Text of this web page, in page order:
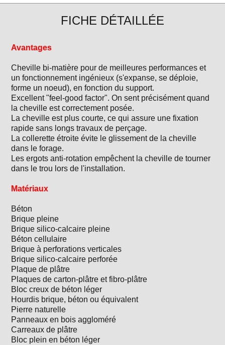
FICHE DÉTAILLÉE
Avantages
Cheville bi-matière pour de meilleures performances et
un fonctionnement ingénieux (s'expanse, se déploie,
forme un noeud), en fonction du support.
Excellent "feel-good factor". On sent précisément quand
la cheville est correctement posée.
La cheville est plus courte, ce qui assure une fixation
rapide sans longs travaux de perçage.
La collerette étroite évite le glissement de la cheville
dans le forage.
Les ergots anti-rotation empêchent la cheville de tourner
dans le trou lors de l'installation.
Matériaux
Béton
Brique pleine
Brique silico-calcaire pleine
Béton cellulaire
Brique à perforations verticales
Brique silico-calcaire perforée
Plaque de plâtre
Plaques de carton-plâtre et fibro-plâtre
Bloc creux de béton léger
Hourdis brique, béton ou équivalent
Pierre naturelle
Panneaux en bois aggloméré
Carreaux de plâtre
Bloc plein en béton léger